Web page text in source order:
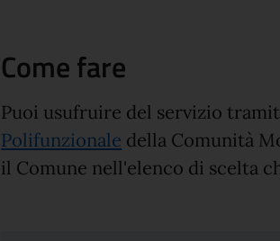
Come fare
Puoi usufruire del servizio
Polifunzionale della Comunità
il Comune nell'elenco di scelta